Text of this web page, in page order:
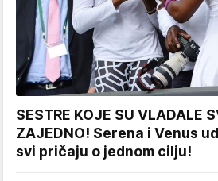
SESTRE KOJE SU VLADALE
ZAJEDNO! Serena i Venus
svi pričaju o jednom cilju!